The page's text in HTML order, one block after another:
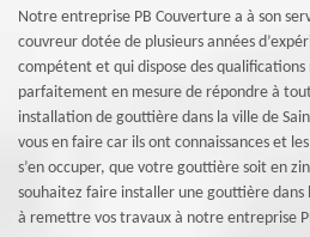
Notre entreprise PB Couverture a à son
couvreur dotée de plusieurs années
compétent et qui dispose des qualifications
parfaitement en mesure de répondre à
installation de gouttière dans la ville de
vous en faire car ils ont connaissances et
s’en occuper, que votre gouttière soit en
souhaitez faire installer une gouttière dans
à remettre vos travaux à notre entreprise